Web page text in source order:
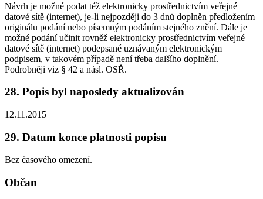
Návrh je možné podat též elektronicky prostřednictvím veřejné
datové sítě (internet), je-li nejpozději do 3 dnů doplněn předložením
originálu podání nebo písemným podáním stejného znění. Dále je
možné podání učinit rovněž elektronicky prostřednictvím veřejné
datové sítě (internet) podepsané uznávaným elektronickým
podpisem, v takovém případě není třeba dalšího doplnění.
Podrobněji viz § 42 a násl. OSŘ.
28. Popis byl naposledy aktualizován
12.11.2015
29. Datum konce platnosti popisu
Bez časového omezení.
Občan